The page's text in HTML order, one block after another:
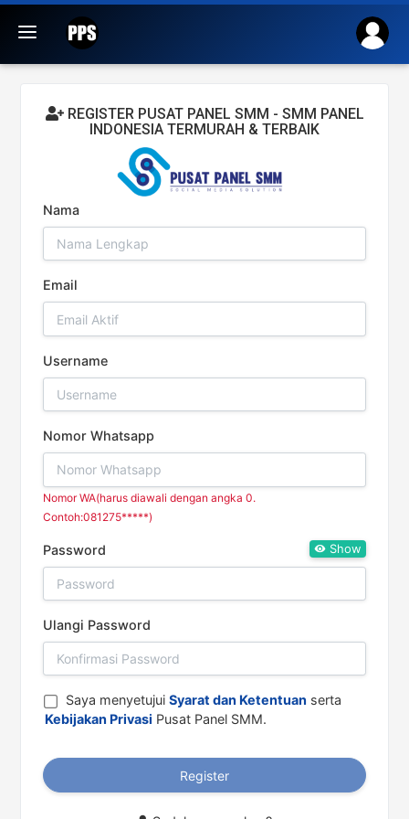
REGISTER PUSAT PANEL SMM - SMM PANEL
INDONESIA TERMURAH & TERBAIK
Nama
Email
Username
Nomor Whatsapp
Nomor WA(harus diawali dengan angka 0.
Contoh:081275*****)
Password Show
Ulangi Password
Saya menyetujui Syarat dan Ketentuan serta
Kebijakan Privasi Pusat Panel SMM.
Register